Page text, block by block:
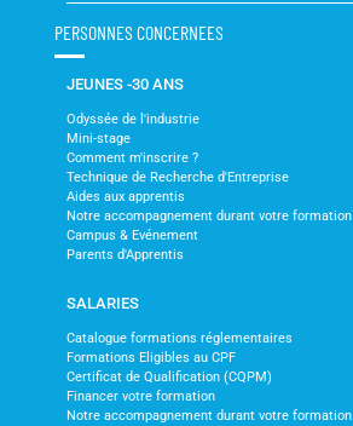
PERSONNES CONCERNEES
JEUNES -30 ANS
Odyssée de l'industrie
Mini-stage
Comment m'inscrire ?
Technique de Recherche d'Entreprise
Aides aux apprentis
Notre accompagnement durant votre formation
Campus & Evénement
Parents d'Apprentis
SALARIES
Catalogue formations réglementaires
Formations Eligibles au CPF
Certificat de Qualification (CQPM)
Financer votre formation
Notre accompagnement durant votre formation